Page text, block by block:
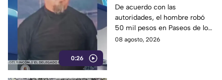
0:26
un presunto
responsable de asaltar
a su víctima en León
De acuerdo con las
autoridades, el hombre robó
50 mil pesos en Paseos de los
Insurgentes
08 agosto, 2026